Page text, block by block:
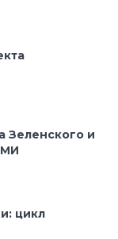
Зеленского и
цикл